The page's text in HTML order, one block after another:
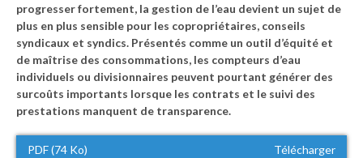
progresser fortement, la gestion de l’eau devient un sujet de
plus en plus sensible pour les copropriétaires, conseils
syndicaux et syndics. Présentés comme un outil d’équité et
de maîtrise des consommations, les compteurs d’eau
individuels ou divisionnaires peuvent pourtant générer des
surcoûts importants lorsque les contrats et le suivi des
prestations manquent de transparence.
PDF (74 Ko) Télécharger